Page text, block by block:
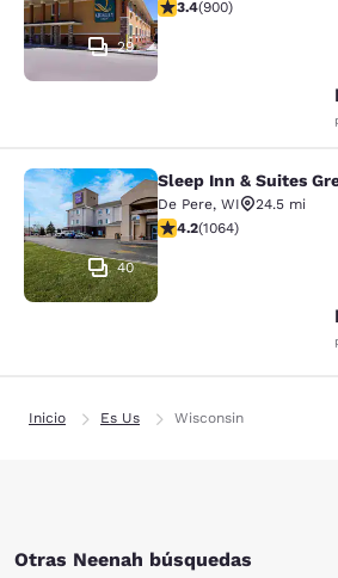
29
calificación de 3.41
3.4(900)
Sleep Inn & Suites
40
Sleep Inn & Suites
De Pere, WI
24.5 mi
calificación de 4.2
4.2(1064)
Inicio Es Us Wisconsin
Otras Neenah búsquedas